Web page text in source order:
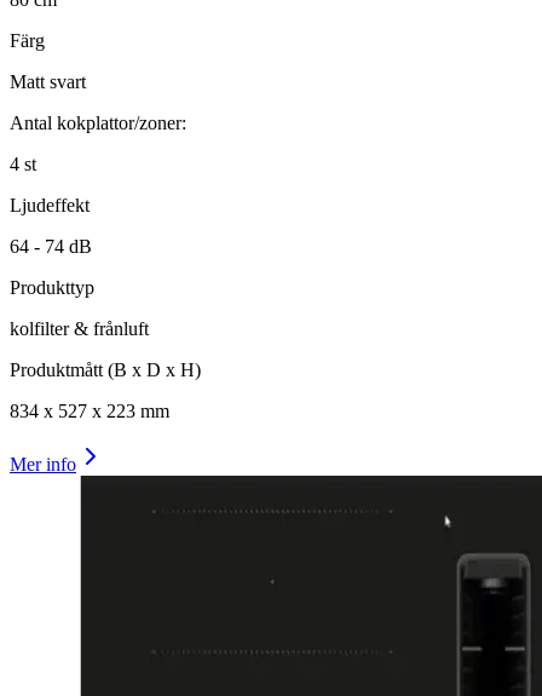
Färg
Matt svart
Antal kokplattor/zoner:
4 st
Ljudeffekt
64 - 74 dB
Produkttyp
kolfilter & frånluft
Produktmått (B x D x H)
834 x 527 x 223 mm
Mer info